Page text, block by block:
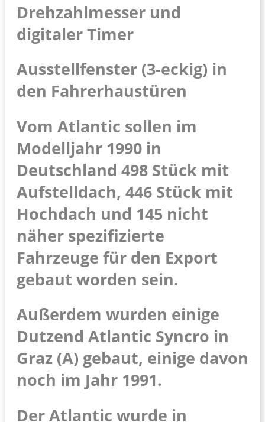
Drehzahlmesser und
digitaler Timer
Ausstellfenster (3-eckig) in
den Fahrerhaustüren
Vom Atlantic sollen im
Modelljahr 1990 in
Deutschland 498 Stück mit
Aufstelldach, 446 Stück mit
Hochdach und 145 nicht
näher spezifizierte
Fahrzeuge für den Export
gebaut worden sein.
Außerdem wurden einige
Dutzend Atlantic Syncro in
Graz (A) gebaut, einige davon
noch im Jahr 1991.
Der Atlantic wurde in